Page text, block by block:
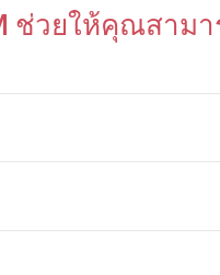
ช่วยให้คุณสาม